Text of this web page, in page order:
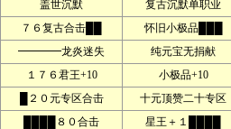
盖世沉默
复古沉默单职业
７６复古合击██
怀旧小极品███
━━━━龙炎迷失
纯元宝无捐献
１７６君王+10
小极品+10
█２０元专区合击
十元顶赞二十专区
████８０合击
星王＋１████